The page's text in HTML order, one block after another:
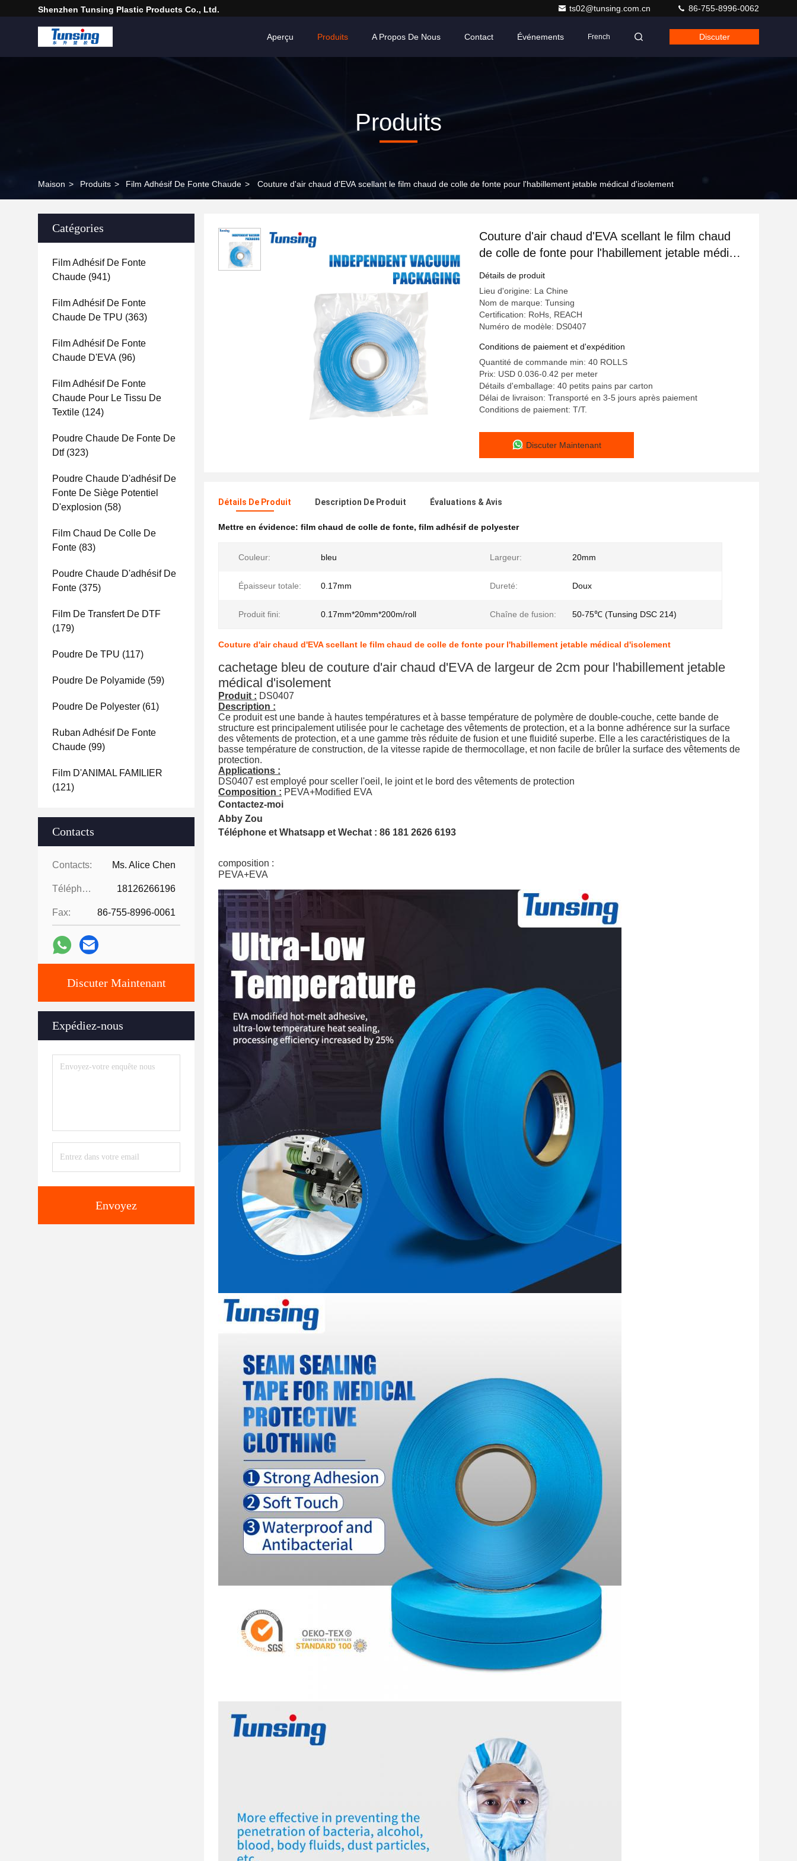
Shenzhen Tunsing Plastic Products Co., Ltd. ts02@tunsing.com.cn 86-755-8996-0062
Aperçu Produits A Propos De Nous Contact Événements French Discuter
Produits
Maison > Produits > Film Adhésif De Fonte Chaude > Couture d'air chaud d'EVA scellant le film chaud de colle de fonte pour l'habillement jetable médical d'isolement
Catégories
Film Adhésif De Fonte
Chaude (941)
Film Adhésif De Fonte
Chaude De TPU (363)
Film Adhésif De Fonte
Chaude D'EVA (96)
Film Adhésif De Fonte
Chaude Pour Le Tissu De
Textile (124)
Poudre Chaude De Fonte De
Dtf(323)
Poudre Chaude D'adhésif De
Fonte De Siège Potentiel
D'explosion (58)
Film Chaud De Colle De
Fonte (83)
Poudre Chaude D'adhésif De
Fonte (375)
Film De Transfert De DTF
(179)
Poudre De TPU (117)
Poudre De Polyamide (59)
Poudre De Polyester (61)
Ruban Adhésif De Fonte
Chaude (99)
Film D'ANIMAL FAMILIER
(121)
Contacts
Contacts: Ms. Alice Chen
Téléphone: 18126266196
Fax: 86-755-8996-0061
Discuter Maintenant
Expédiez-nous
Envoyez
Couture d'air chaud d'EVA scellant le film chaud
de colle de fonte pour l'habillement jetable médical
d'isolement
Détails de produit
Lieu d'origine: La Chine
Nom de marque: Tunsing
Certification: RoHs, REACH
Numéro de modèle: DS0407
Conditions de paiement et d'expédition
Quantité de commande min: 40 ROLLS
Prix: USD 0.036-0.42 per meter
Détails d'emballage: 40 petits pains par carton
Délai de livraison: Transporté en 3-5 jours après paiement
Conditions de paiement: T/T.
Discuter Maintenant
Détails De Produit Description De Produit Évaluations & Avis
Mettre en évidence: film chaud de colle de fonte, film adhésif de polyester
Couleur: bleu Largeur: 20mm
Épaisseur totale: 0.17mm Dureté: Doux
Produit fini: 0.17mm*20mm*200m/roll Chaîne de fusion: 50-75℃ (Tunsing DSC 214)
Couture d'air chaud d'EVA scellant le film chaud de colle de fonte pour l'habillement jetable médical d'isolement
cachetage bleu de couture d'air chaud d'EVA de largeur de 2cm pour l'habillement jetable
médical d'isolement
Produit : DS0407
Description :
Ce produit est une bande à hautes températures et à basse température de polymère de double-couche, cette bande de
structure est principalement utilisée pour le cachetage des vêtements de protection, et a la bonne adhérence sur la surface
des vêtements de protection, et a une gamme très réduite de fusion et une fluidité superbe. Elle a les caractéristiques de la
basse température de construction, de la vitesse rapide de thermocollage, et non facile de brûler la surface des vêtements de
protection.
Applications :
DS0407 est employé pour sceller l'oeil, le joint et le bord des vêtements de protection
Composition : PEVA+Modified EVA
Contactez-moi
Abby Zou
Téléphone et Whatsapp et Wechat : 86 181 2626 6193
composition :
PEVA+EVA